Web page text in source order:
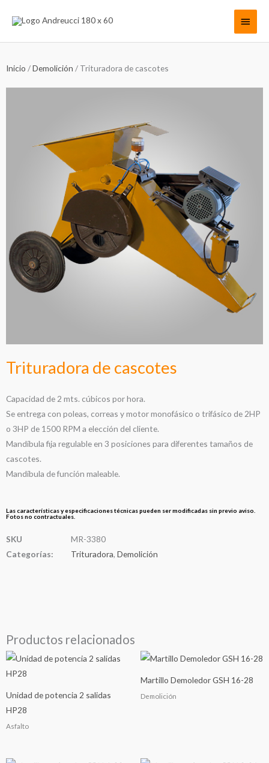
Menú
Inicio /Demolición / Trituradora de cascotes
Trituradora de cascotes
Capacidad de 2 mts. cúbicos por hora.
Se entrega con poleas, correas y motor monofásico o trifásico de 2HP
o 3HP de 1500 RPM a elección del cliente.
Mandíbula fija regulable en 3 posiciones para diferentes tamaños de
cascotes.
Mandíbula de función maleable.
Las características y especificaciones técnicas pueden ser modificadas sin previo aviso.
Fotos no contractuales.
SKU
MR-3380
Categorías:
Trituradora, Demolición
Productos relacionados
Unidad de potencia 2 salidas
HP28
Asfalto
Martillo Demoledor GSH 16-28
Demolición